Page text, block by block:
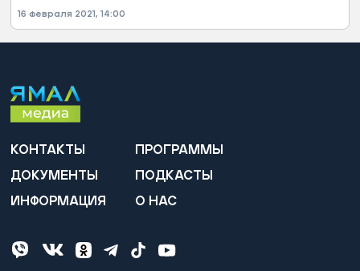
16 февраля 2021, 14:00
КОНТАКТЫ
ДОКУМЕНТЫ
ИНФОРМАЦИЯ
ПРОГРАММЫ
ПОДКАСТЫ
О НАС